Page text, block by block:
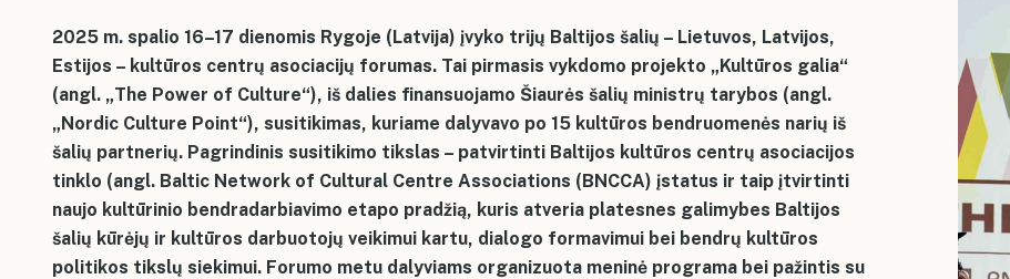
2025 m. spalio 16–17 dienomis Rygoje (Latvija) įvyko trijų Baltijos šalių – Lietuvos, Latvijos,
Estijos – kultūros centrų asociacijų forumas. Tai pirmasis vykdomo projekto „Kultūros galia“
(angl. „The Power of Culture“), iš dalies finansuojamo Šiaurės šalių ministrų tarybos (angl.
„Nordic Culture Point“), susitikimas, kuriame dalyvavo po 15 kultūros bendruomenės narių iš
šalių partnerių. Pagrindinis susitikimo tikslas – patvirtinti Baltijos kultūros centrų asociacijos
tinklo (angl. Baltic Network of Cultural Centre Associations (BNCCA) įstatus ir taip įtvirtinti
naujo kultūrinio bendradarbiavimo etapo pradžią, kuris atveria platesnes galimybes Baltijos
šalių kūrėjų ir kultūros darbuotojų veikimui kartu, dialogo formavimui bei bendrų kultūros
politikos tikslų siekimui. Forumo metu dalyviams organizuota meninė programa bei pažintis su